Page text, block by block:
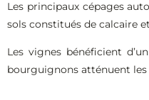
Les principaux cépages
sols constitués de calcaire
Les vignes bénéficient
bourguignons atténuent